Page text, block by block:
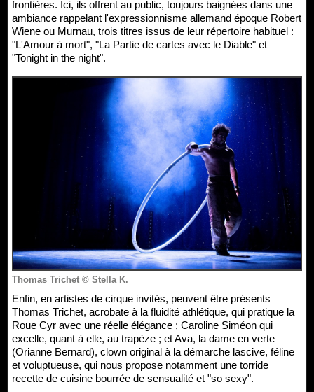
frontières. Ici, ils offrent au public, toujours baignées dans une
ambiance rappelant l'expressionnisme allemand époque Robert
Wiene ou Murnau, trois titres issus de leur répertoire habituel :
"L'Amour à mort", "La Partie de cartes avec le Diable" et
"Tonight in the night".
Thomas Trichet © Stella K.
Enfin, en artistes de cirque invités, peuvent être présents
Thomas Trichet, acrobate à la fluidité athlétique, qui pratique la
Roue Cyr avec une réelle élégance ; Caroline Siméon qui
excelle, quant à elle, au trapèze ; et Ava, la dame en verte
(Orianne Bernard), clown original à la démarche lascive, féline
et voluptueuse, qui nous propose notamment une torride
recette de cuisine bourrée de sensualité et "so sexy".